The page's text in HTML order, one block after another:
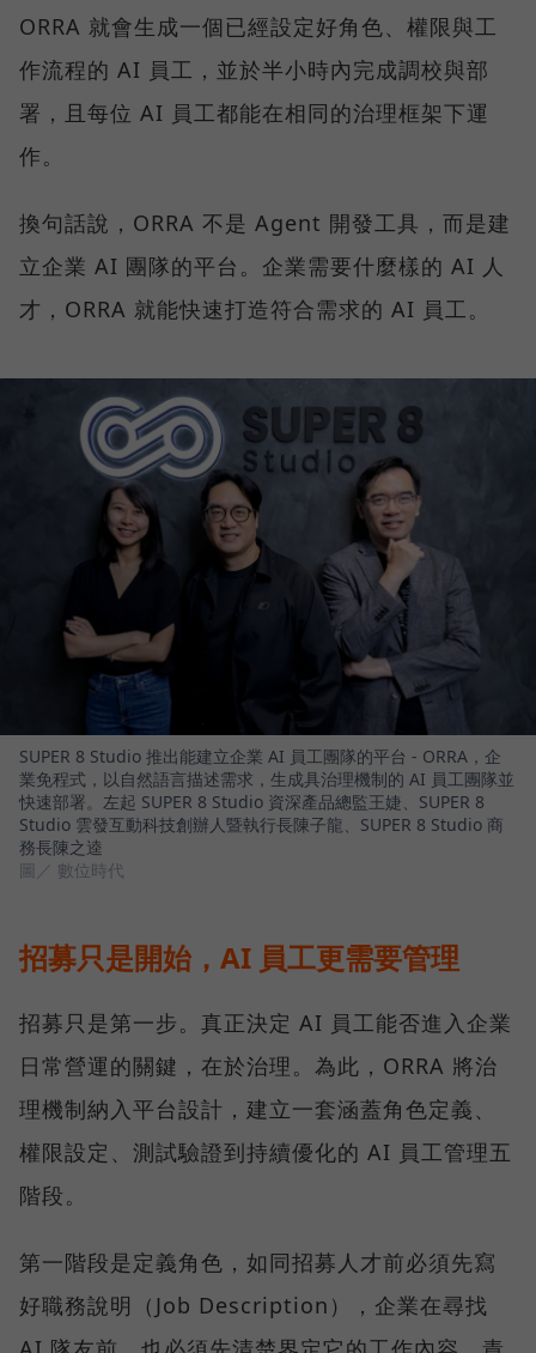
ORRA 就會生成一個已經設定好角色、權限與工
作流程的 AI 員工，並於半小時內完成調校與部
署，且每位 AI 員工都能在相同的治理框架下運
作。
換句話說，ORRA 不是 Agent 開發工具，而是建
立企業 AI 團隊的平台。企業需要什麼樣的 AI 人
才，ORRA 就能快速打造符合需求的 AI 員工。
SUPER 8 Studio 推出能建立企業 AI 員工團隊的平台 - ORRA，企
業免程式，以自然語言描述需求，生成具治理機制的 AI 員工團隊並
快速部署。左起 SUPER 8 Studio 資深產品總監王婕、SUPER 8
Studio 雲發互動科技創辦人暨執行長陳子龍、SUPER 8 Studio 商
務長陳之逵
圖／ 數位時代
招募只是開始，AI 員工更需要管理
招募只是第一步。真正決定 AI 員工能否進入企業
日常營運的關鍵，在於治理。為此，ORRA 將治
理機制納入平台設計，建立一套涵蓋角色定義、
權限設定、測試驗證到持續優化的 AI 員工管理五
階段。
第一階段是定義角色，如同招募人才前必須先寫
好職務說明（Job Description），企業在尋找